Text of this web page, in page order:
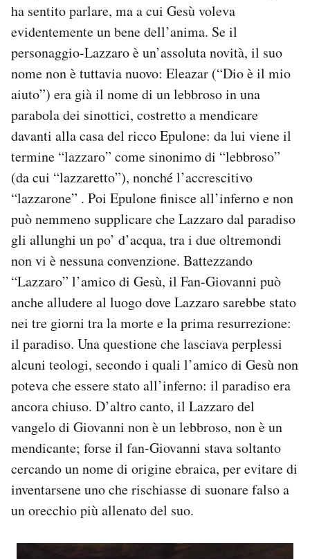
ha sentito parlare, ma a cui Gesù voleva
evidentemente un bene dell’anima. Se il
personaggio-Lazzaro è un’assoluta novità, il suo
nome non è tuttavia nuovo: Eleazar (“Dio è il mio
aiuto”) era già il nome di un lebbroso in una
parabola dei sinottici, costretto a mendicare
davanti alla casa del ricco Epulone: da lui viene il
termine “lazzaro” come sinonimo di “lebbroso”
(da cui “lazzaretto”), nonché l’accrescitivo
“lazzarone” . Poi Epulone finisce all’inferno e non
può nemmeno supplicare che Lazzaro dal paradiso
gli allunghi un po’ d’acqua, tra i due oltremondi
non vi è nessuna convenzione. Battezzando
“Lazzaro” l’amico di Gesù, il Fan-Giovanni può
anche alludere al luogo dove Lazzaro sarebbe stato
nei tre giorni tra la morte e la prima resurrezione:
il paradiso. Una questione che lasciava perplessi
alcuni teologi, secondo i quali l’amico di Gesù non
poteva che essere stato all’inferno: il paradiso era
ancora chiuso. D’altro canto, il Lazzaro del
vangelo di Giovanni non è un lebbroso, non è un
mendicante; forse il fan-Giovanni stava soltanto
cercando un nome di origine ebraica, per evitare di
inventarsene uno che rischiasse di suonare falso a
un orecchio più allenato del suo.